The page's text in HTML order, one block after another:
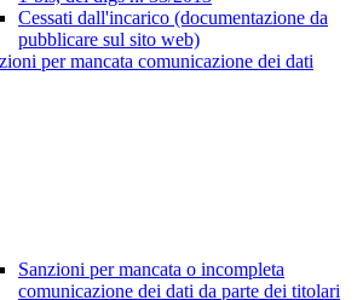
Cessati dall'incarico (documentazione da
pubblicare sul sito web)
per mancata comunicazione dei dati
Sanzioni per mancata o incompleta
comunicazione dei dati da parte dei titolari